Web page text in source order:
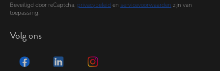
Beveiligd door reCaptcha, privacybeleid en servicevoorwaarden zijn van
toepassing.
Volg ons